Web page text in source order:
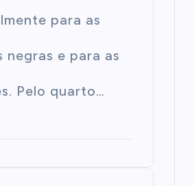
para as
negras e para as
Pelo quarto…